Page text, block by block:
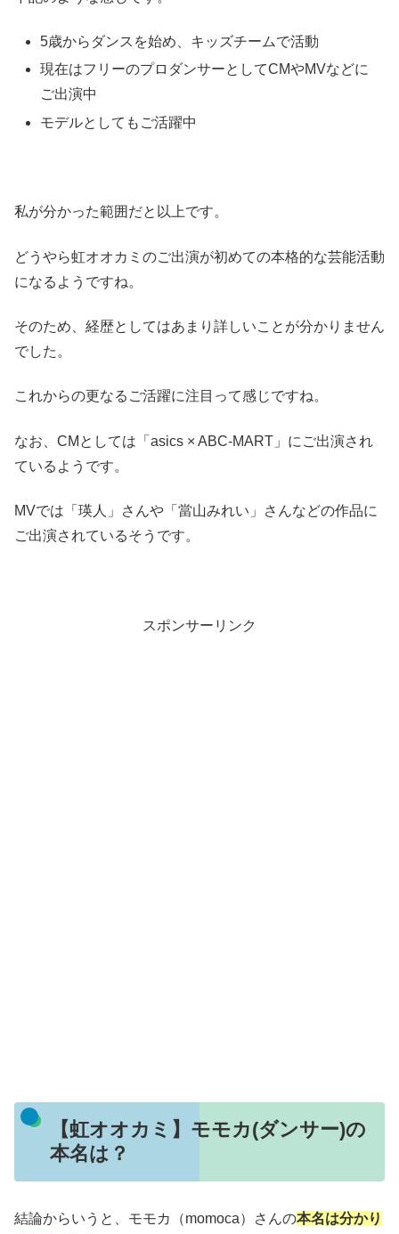
5歳からダンスを始め、キッズチームで活動
現在はフリーのプロダンサーとしてCMやMVなどに
ご出演中
モデルとしてもご活躍中
私が分かった範囲だと以上です。
どうやら虹オオカミのご出演が初めての本格的な芸能活動
になるようですね。
そのため、経歴としてはあまり詳しいことが分かりません
でした。
これからの更なるご活躍に注目って感じですね。
なお、CMとしては「asics × ABC-MART」にご出演され
ているようです。
MVでは「瑛人」さんや「當山みれい」さんなどの作品に
ご出演されているそうです。
スポンサーリンク
【虹オオカミ】モモカ(ダンサー)の
本名は？
結論からいうと、モモカ（momoca）さんの本名は分かり